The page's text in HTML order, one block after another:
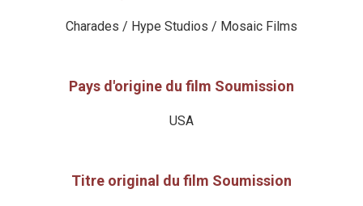
Charades / Hype Studios / Mosaic Films
Pays d'origine du film Soumission
USA
Titre original du film Soumission